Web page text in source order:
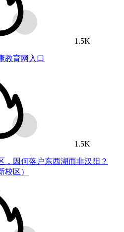
1.5K
教育网入口
1.5K
，因何落户东西湖而非汉阳？
校区）